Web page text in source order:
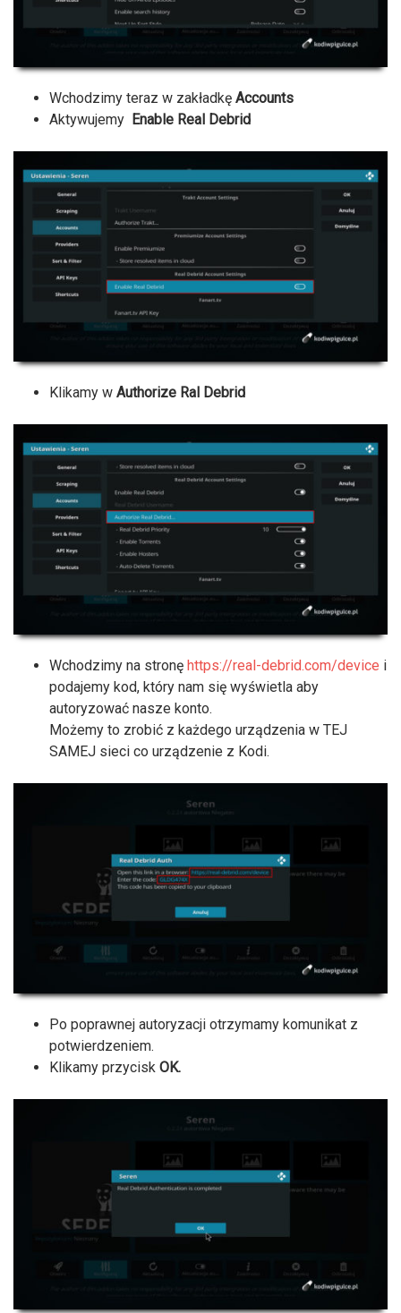
Wchodzimy teraz w zakładkę Accounts
Aktywujemy Enable Real Debrid
Klikamy w Authorize Ral Debrid
Wchodzimy na stronę https://real-debrid.com/device i
podajemy kod, który nam się wyświetla aby
autoryzować nasze konto.
Możemy to zrobić z każdego urządzenia w TEJ
SAMEJ sieci co urządzenie z Kodi.
Po poprawnej autoryzacji otrzymamy komunikat z
potwierdzeniem.
Klikamy przycisk OK.